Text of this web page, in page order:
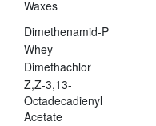
Waxes
Dimethenamid-P
Whey
Dimethachlor
Z,Z-3,13-
Octadecadienyl
Acetate